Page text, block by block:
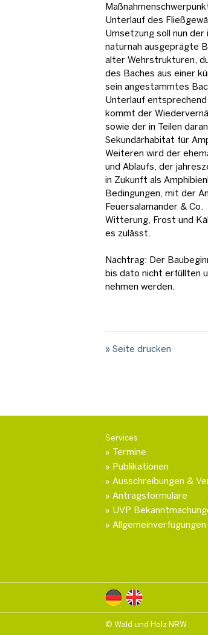
Unterlauf des
Umsetzung soll nun
naturnah ausgeprägte
alter Wehrstrukturen,
des Baches aus einer
sein angestammtes
Unterlauf
kommt der
sowie der in Teilen
Sekundärhabitat für
Weiteren wird der
und Ablaufs, der
in Zukunft als
Bedingungen, mit der
Feuersalamander &
Witterung, Frost und
es zulässt.
Nachtrag: Der
bis dato nicht erfüllten
nehmen werden.
» Seite drucken
Services
Termine
Publikationen
Ausschreibungen &
Antragsformulare
UVP
Allgemeinverfügungen
© Wald und Holz NRW